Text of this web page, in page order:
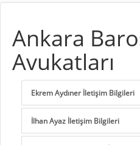
Ankara
Avukatları
Ekrem Aydıner İletişim Bilgileri
İlhan Ayaz İletişim Bilgileri